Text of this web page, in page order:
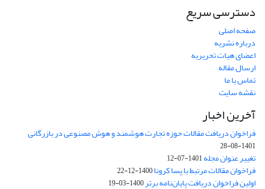
دسترسی سریع
صفحه اصلی
درباره نشریه
اعضای هیات تحریریه
ارسال مقاله
تماس با ما
نقشه سایت
آخرین اخبار
فراخوان دریافت مقالات حوزه تجارت هوشمند و هوش مصنوعی در بازرگانی
1401-08-28
تغییر عنوان مجله1401-07-12
فراخوان مقالات مرتبط با پسا کرونا1400-12-22
اولین فراخوان دریافت پایان‌نامه برتر1400-03-19